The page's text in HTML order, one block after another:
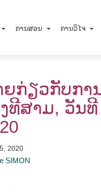
ການສອນ ການວິໄຈ
ກ່ຽວກັບກາ
ທີສາມ, ວັນທີ
2020
SIMON